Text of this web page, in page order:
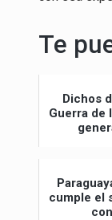
Te
Dichos
Guerra de
cumple el